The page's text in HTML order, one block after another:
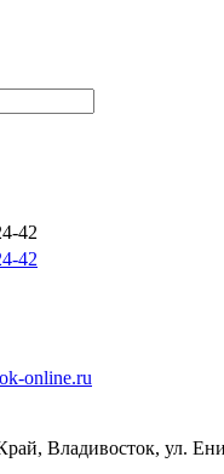
42
42
online.ru
Владивосток, ул.